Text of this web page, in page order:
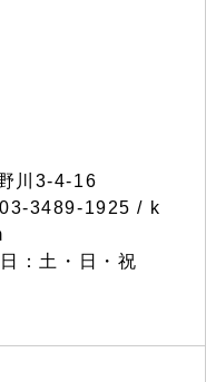
川3-4-16
3489-1925 / k
：土・日・祝